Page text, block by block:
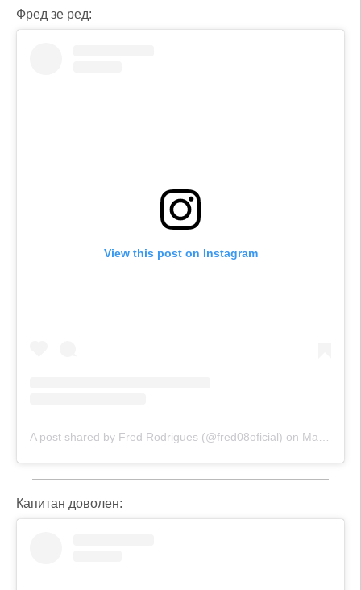
Фред зе ред:
View this post on Instagram
A post shared by Fred Rodrigues (@fred08oficial) on May 26, 2020 at 10:42am PDT
Капитан доволен: